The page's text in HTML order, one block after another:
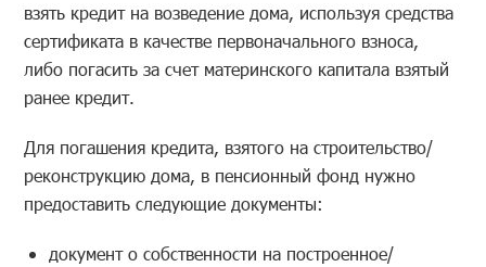
взять кредит на возведение дома, используя средства
сертификата в качестве первоначального взноса,
либо погасить за счет материнского капитала взятый
ранее кредит.
Для погашения кредита, взятого на строительство/
реконструкцию дома, в пенсионный фонд нужно
предоставить следующие документы:
документ о собственности на построенное/